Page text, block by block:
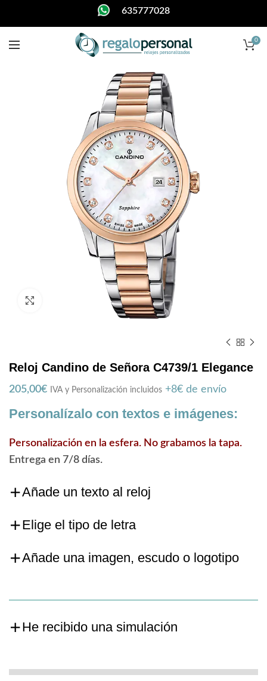
635777028
0
Reloj Candino de Señora C4739/1 Elegance
205,00€ IVA y Personalización incluidos +8€ de envío
Personalízalo con textos e imágenes:
Personalización en la esfera. No grabamos la tapa.
Entrega en 7/8 días.
Añade un texto al reloj
Elige el tipo de letra
Añade una imagen, escudo o logotipo
He recibido una simulación